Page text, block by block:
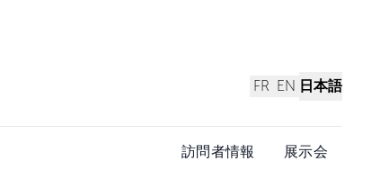
FR EN 日本語
訪問者情報 展示会